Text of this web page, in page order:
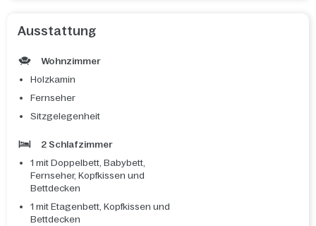
Ausstattung
Wohnzimmer
Holzkamin
Fernseher
Sitzgelegenheit
2 Schlafzimmer
1 mit Doppelbett, Babybett,
Fernseher, Kopfkissen und
Bettdecken
1 mit Etagenbett, Kopfkissen und
Bettdecken